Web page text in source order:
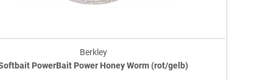
Berkley
PowerBait Power Honey Worm (rot/gelb)